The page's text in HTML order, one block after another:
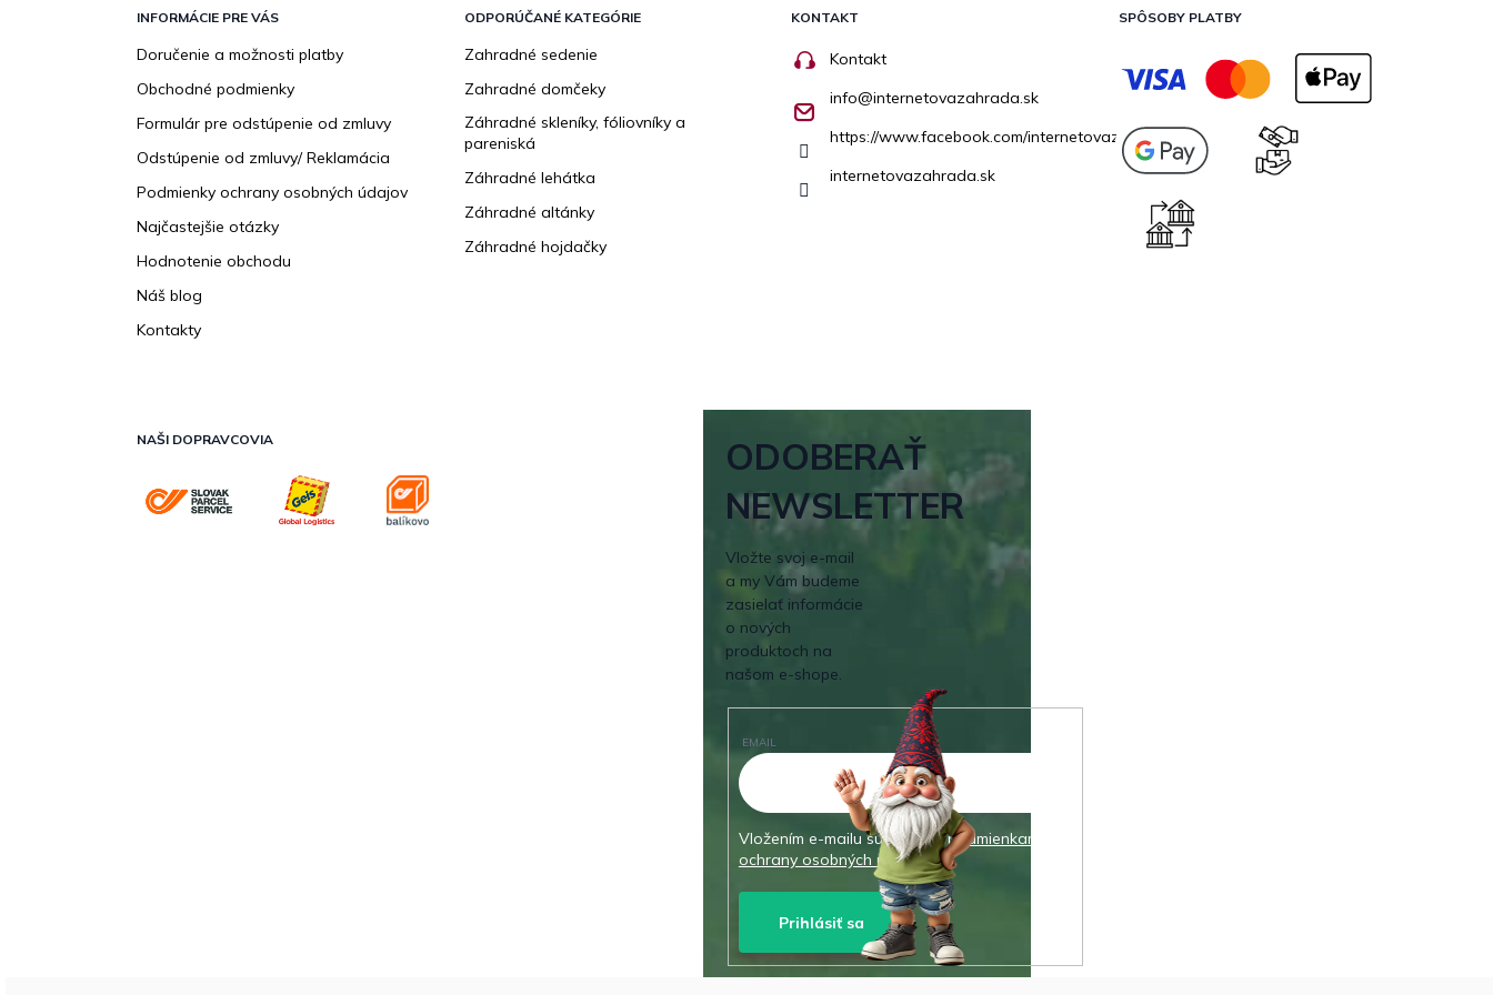
INFORMÁCIE PRE VÁS
Doručenie a možnosti platby
Obchodné podmienky
Formulár pre odstúpenie od zmluvy
Odstúpenie od zmluvy/ Reklamácia
Podmienky ochrany osobných údajov
Najčastejšie otázky
Hodnotenie obchodu
Náš blog
Kontakty
ODPORÚČANÉ KATEGÓRIE
Zahradné sedenie
Zahradné domčeky
Záhradné skleníky, fóliovníky a
pareniská
Záhradné lehátka
Záhradné altánky
Záhradné hojdačky
KONTAKT
Kontakt
info@internetovazahrada.sk
https://www.facebook.com/internetovazahrada.sk/
internetovazahrada.sk
SPÔSOBY PLATBY
NAŠI DOPRAVCOVIA
ODOBERAŤ
NEWSLETTER
Vložte svoj e-mail
a my Vám budeme
zasielať informácie
o nových
produktoch na
našom e-shope.
EMAIL
Vložením e-mailu súhlasíte spodmienkami
ochrany osobných údajov
Prihlásiť sa